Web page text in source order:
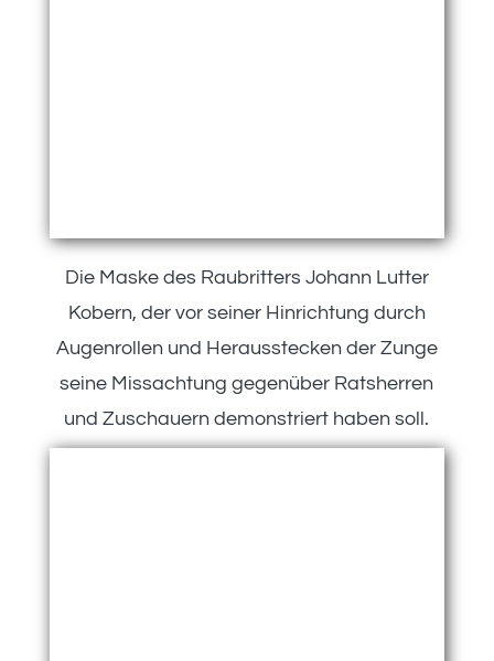
Die Maske des Raubritters Johann Lutter
Kobern, der vor seiner Hinrichtung durch
Augenrollen und Herausstecken der Zunge
seine Missachtung gegenüber Ratsherren
und Zuschauern demonstriert haben soll.